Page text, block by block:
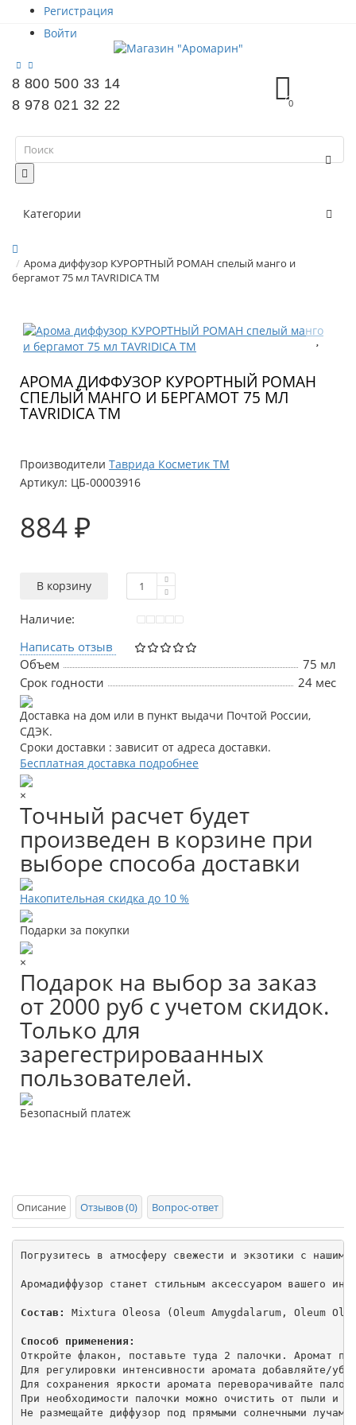
Регистрация
Войти
8 800 500 33 14
8 978 021 32 22
0
Категории
Арома диффузор КУРОРТНЫЙ РОМАН спелый манго и
бергамот 75 мл TAVRIDICA ТМ
АРОМА ДИФФУЗОР КУРОРТНЫЙ РОМАН
СПЕЛЫЙ МАНГО И БЕРГАМОТ 75 МЛ
TAVRIDICA ТМ
Производители Таврида Косметик ТМ
Артикул: ЦБ-00003916
884 ₽
В корзину
Наличие:
Написать отзыв
Объем
75 мл
Срок годности
24 мес
Доставка на дом или в пункт выдачи Почтой России,
СДЭК.
Сроки доставки : зависит от адреса доставки.
Бесплатная доставка подробнее
×
Точный расчет будет
произведен в корзине при
выборе способа доставки
Накопительная скидка до 10 %
Подарки за покупки
×
Подарок на выбор за заказ
от 2000 руб с учетом скидок.
Только для
зарегестрироваанных
пользователей.
Безопасный платеж
Описание Отзывов (0) Вопрос-ответ
Погрузитесь в атмосферу свежести и экзотики с
Аромадиффузор станет стильным аксессуаром вашего
Состав: Mixtura Oleosa (Оleum Аmygdalarum, Oleum
Способ применения:
Откройте флакон, поставьте туда 2 палочки. Аромат
Для регулировки интенсивности аромата добавляйте/
Для сохранения яркости аромата переворачивайте
При необходимости палочки можно очистить от пыли и
Не размещайте диффузор под прямыми солнечными